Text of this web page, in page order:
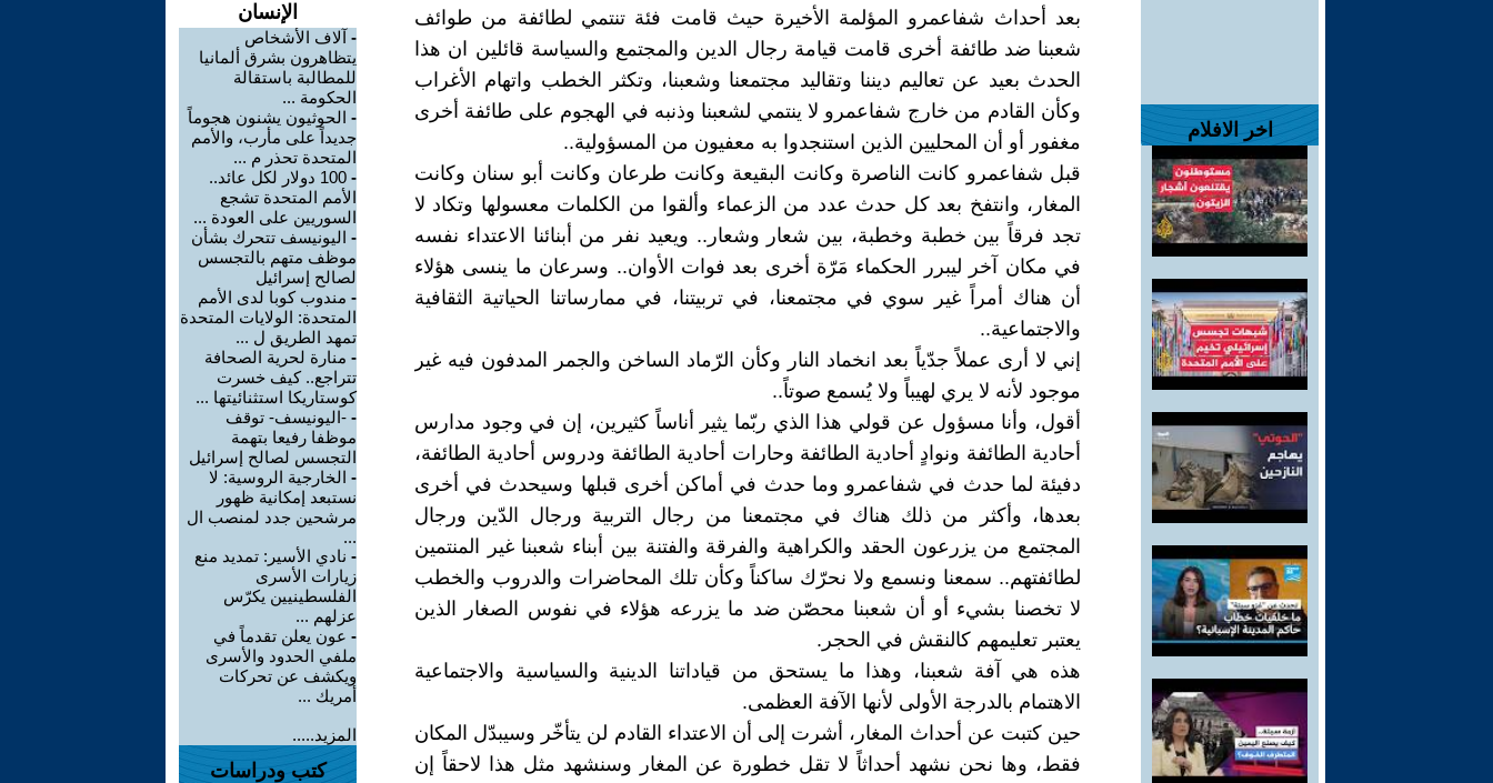
اخر الافلام
بعد أحداث شفاعمرو المؤلمة الأخيرة حيث قامت فئة تنتمي لطائفة من طوائف
شعبنا ضد طائفة أخرى قامت قيامة رجال الدين والمجتمع والسياسة قائلين ان هذا
الحدث بعيد عن تعاليم ديننا وتقاليد مجتمعنا وشعبنا، وتكثر الخطب واتهام الأغراب
وكأن القادم من خارج شفاعمرو لا ينتمي لشعبنا وذنبه في الهجوم على طائفة أخرى
مغفور أو أن المحليين الذين استنجدوا به معفيون من المسؤولية..
قبل شفاعمرو كانت الناصرة وكانت البقيعة وكانت طرعان وكانت أبو سنان وكانت
المغار، وانتفخ بعد كل حدث عدد من الزعماء وألقوا من الكلمات معسولها وتكاد لا
تجد فرقاً بين خطبة وخطبة، بين شعار وشعار.. ويعيد نفر من أبنائنا الاعتداء نفسه
في مكان آخر ليبرر الحكماء مَرّة أخرى بعد فوات الأوان.. وسرعان ما ينسى هؤلاء
أن هناك أمراً غير سوي في مجتمعنا، في تربيتنا، في ممارساتنا الحياتية الثقافية
والاجتماعية..
إني لا أرى عملاً جدّياً بعد انخماد النار وكأن الرّماد الساخن والجمر المدفون فيه غير
موجود لأنه لا يري لهيباً ولا يُسمع صوتاً..
أقول، وأنا مسؤول عن قولي هذا الذي ربّما يثير أناساً كثيرين، إن في وجود مدارس
أحادية الطائفة ونوادٍ أحادية الطائفة وحارات أحادية الطائفة ودروس أحادية الطائفة،
دفيئة لما حدث في شفاعمرو وما حدث في أماكن أخرى قبلها وسيحدث في أخرى
بعدها، وأكثر من ذلك هناك في مجتمعنا من رجال التربية ورجال الدّين ورجال
المجتمع من يزرعون الحقد والكراهية والفرقة والفتنة بين أبناء شعبنا غير المنتمين
لطائفتهم.. سمعنا ونسمع ولا نحرّك ساكناً وكأن تلك المحاضرات والدروب والخطب
لا تخصنا بشيء أو أن شعبنا محصّن ضد ما يزرعه هؤلاء في نفوس الصغار الذين
يعتبر تعليمهم كالنقش في الحجر.
هذه هي آفة شعبنا، وهذا ما يستحق من قياداتنا الدينية والسياسية والاجتماعية
الاهتمام بالدرجة الأولى لأنها الآفة العظمى.
حين كتبت عن أحداث المغار، أشرت إلى أن الاعتداء القادم لن يتأخّر وسيبدّل المكان
فقط، وها نحن نشهد أحداثاً لا تقل خطورة عن المغار وسنشهد مثل هذا لاحقاً إن
الإنسان
- آلاف الأشخاص
يتظاهرون بشرق ألمانيا
للمطالبة باستقالة
الحكومة ...
- الحوثيون يشنون هجوماً
جديداً على مأرب، والأمم
المتحدة تحذر م ...
-
100 دولار لكل عائد..
الأمم المتحدة تشجع
السوريين على العودة ...
- اليونيسف تتحرك بشأن
موظف متهم بالتجسس
لصالح إسرائيل
- مندوب كوبا لدى الأمم
المتحدة: الولايات المتحدة
تمهد الطريق ل ...
- منارة لحرية الصحافة
تتراجع.. كيف خسرت
كوستاريكا استثنائيتها ...
- -اليونيسف- توقف
موظفا رفيعا بتهمة
التجسس لصالح إسرائيل
- الخارجية الروسية: لا
نستبعد إمكانية ظهور
مرشحين جدد لمنصب ال
...
- نادي الأسير: تمديد منع
زيارات الأسرى
الفلسطينيين يكرّس
عزلهم ...
- عون يعلن تقدماً في
ملفي الحدود والأسرى
ويكشف عن تحركات
أمريك ...
المزيد.....
كتب ودراسات